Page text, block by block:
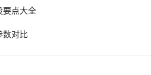
要点大全
数对比